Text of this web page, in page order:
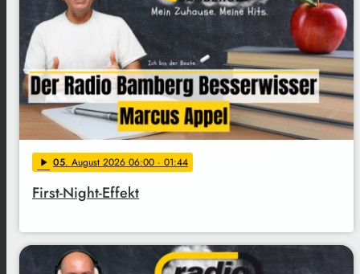
play_arrow 05. August 2026 06:00 · 01:44
First-Night-Effekt